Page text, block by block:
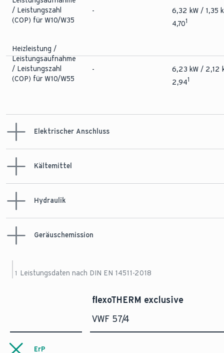
/ Leistungszahl
(COP) für W10/W35
-
6,32 kW / 1,35
4,701
Heizleistung /
Leistungsaufnahme
/ Leistungszahl
(COP) für W10/W55
-
6,23 kW / 2,12
2,941
Elektrischer Anschluss
Leistungsaufnahme
für W10/W35, 5 K
Temperaturspreizung
Elektrische
Spannungsversorgung,
Wärmepumpe
Kältemittel
Kältemittel
GWP/Treibhauspotential
nach Verordnung (EU)
CO₂-Äquivalent
- 1,5 kg
Hydraulik
Massenstrom
Pumpe, Heizung
Geräuschemission
Schallleistungspegel
1 Leistungsdaten nach DIN EN 14511-2018
flexoTHERM exclusive
VWF 57/4
ErP